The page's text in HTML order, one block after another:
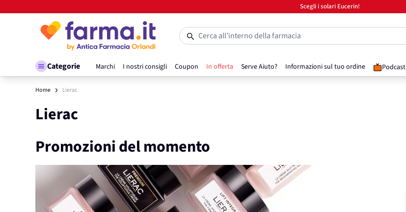
Scegli i solari Eucerin!
Salta al contenuto
Categorie Marchi I nostri consigli Coupon In offerta Serve Aiuto? Informazioni sul tuo ordine Podcast
Cerca all’interno della farmacia
Home Lierac
Lierac
Promozioni del momento